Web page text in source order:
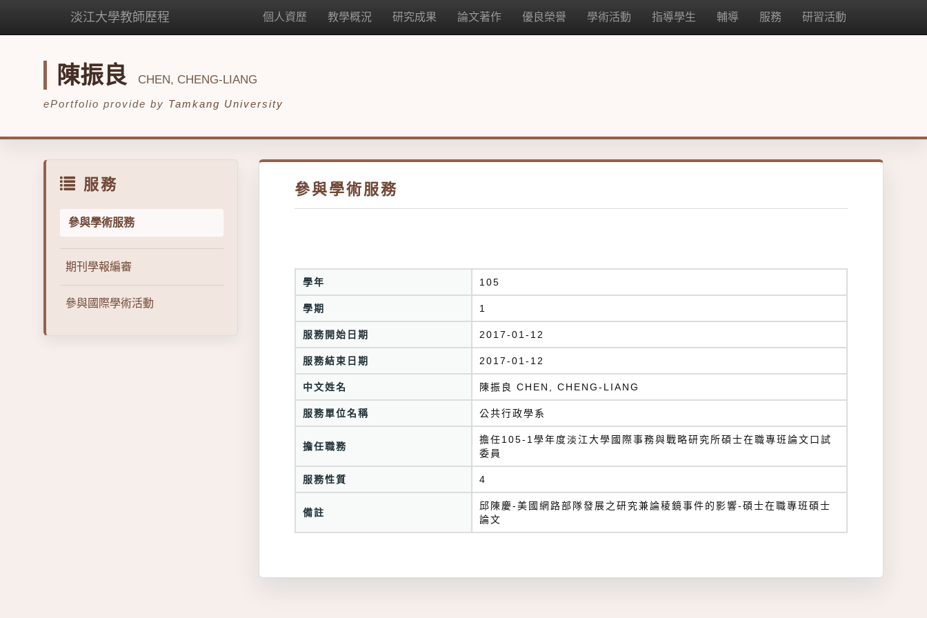
淡江大學教師歷程 個人資歷 教學概況 研究成果 論文著作 優良榮譽 學術活動 指導學生 輔導 服務 研習活動
陳振良 CHEN, CHENG-LIANG
ePortfolio provide by Tamkang University
服務
參與學術服務
期刊學報編審
參與國際學術活動
參與學術服務
學年 105
學期 1
服務開始日期 2017-01-12
服務結束日期 2017-01-12
中文姓名 陳振良 CHEN, CHENG-LIANG
服務單位名稱 公共行政學系
擔任職務
擔任105-1學年度淡江大學國際事務與戰略研究所碩士在職專班論文口試
委員
服務性質 4
備註
邱陳慶-美國網路部隊發展之研究兼論稜鏡事件的影響-碩士在職專班碩士
論文